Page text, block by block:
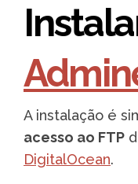
A instalação é
acesso ao FTP
DigitalOcean.